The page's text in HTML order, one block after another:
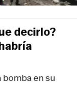
bomba en su
decirlo?